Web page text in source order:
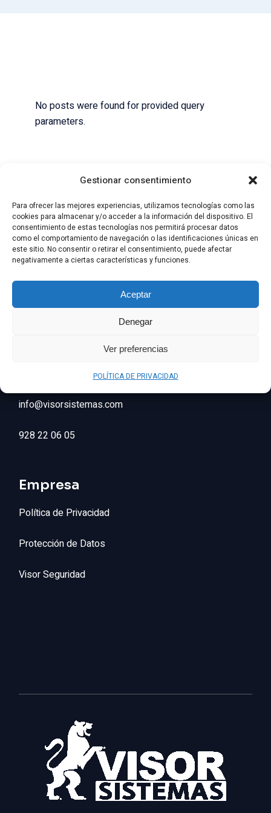
Gestionar consentimiento
Para ofrecer las mejores experiencias, utilizamos tecnologías como las
cookies para almacenar y/o acceder a la información del dispositivo. El
consentimiento de estas tecnologías nos permitirá procesar datos
como el comportamiento de navegación o las identificaciones únicas en
este sitio. No consentir o retirar el consentimiento, puede afectar
negativamente a ciertas características y funciones.
Aceptar
Denegar
Ver preferencias
POLÍTICA DE PRIVACIDAD
No posts were found for provided query
parameters.
Visor Sistemas
La empresa de seguridad Canaria que estabas
Contactanos
info@visorsistemas.com
928 22 06 05
Empresa
Política de Privacidad
Protección de Datos
Visor Seguridad